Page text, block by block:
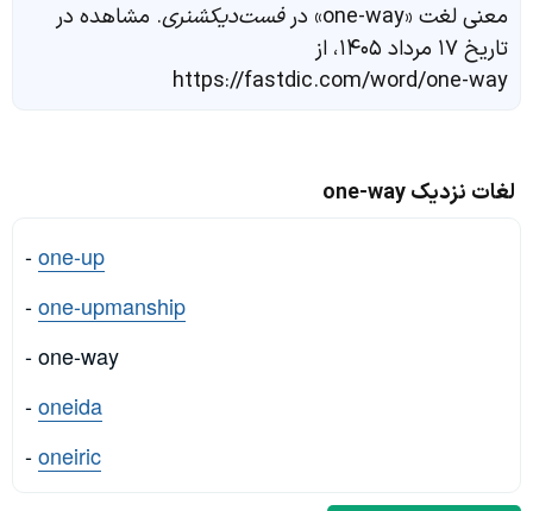
معنی لغت «one-way» در فست‌دیکشنری. مشاهده در
تاریخ ۱۷ مرداد ۱۴۰۵، از
https://fastdic.com/word/one-way
لغات نزدیک one-way
-one-up
-one-upmanship
- one-way
-oneida
-oneiric